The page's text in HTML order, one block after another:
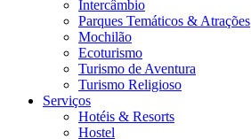
Intercâmbio
Parques Temáticos & Atrações
Mochilão
Ecoturismo
Turismo de Aventura
Turismo Religioso
Serviços
Hotéis & Resorts
Hostel